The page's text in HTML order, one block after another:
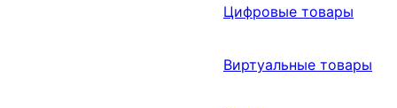
Цифровые товары
Виртуальные товары